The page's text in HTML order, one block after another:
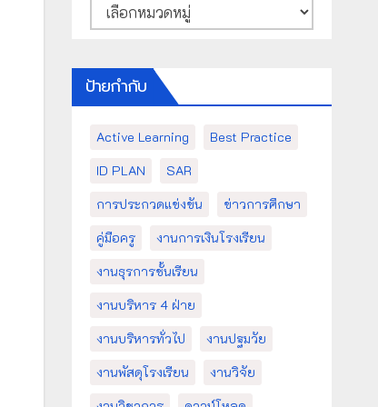
หมวด
หมู่
ป้ายกำกับ
Active Learning
Best Practice
ID PLAN
SAR
การประกวดแข่งขัน
ข่าวการศึกษา
คู่มือครู
งานการเงินโรงเรียน
งานธุรการชั้นเรียน
งานบริหาร 4 ฝ่าย
งานบริหารทั่วไป
งานปฐมวัย
งานพัสดุโรงเรียน
งานวิจัย